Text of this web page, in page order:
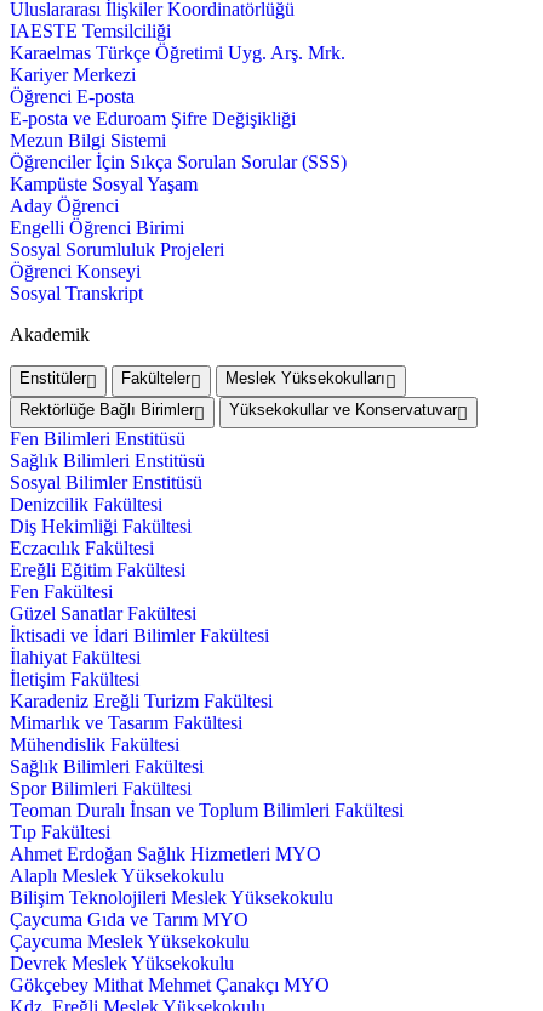
Uluslararası İlişkiler Koordinatörlüğü
IAESTE Temsilciliği
Karaelmas Türkçe Öğretimi Uyg. Arş. Mrk.
Kariyer Merkezi
Öğrenci E-posta
E-posta ve Eduroam Şifre Değişikliği
Mezun Bilgi Sistemi
Öğrenciler İçin Sıkça Sorulan Sorular (SSS)
Kampüste Sosyal Yaşam
Aday Öğrenci
Engelli Öğrenci Birimi
Sosyal Sorumluluk Projeleri
Öğrenci Konseyi
Sosyal Transkript
Akademik
Enstitüler Fakülteler
Meslek Yüksekokulları
Rektörlüğe Bağlı Birimler
Yüksekokullar ve Konservatuvar
Fen Bilimleri Enstitüsü
Sağlık Bilimleri Enstitüsü
Sosyal Bilimler Enstitüsü
Denizcilik Fakültesi
Diş Hekimliği Fakültesi
Eczacılık Fakültesi
Ereğli Eğitim Fakültesi
Fen Fakültesi
Güzel Sanatlar Fakültesi
İktisadi ve İdari Bilimler Fakültesi
İlahiyat Fakültesi
İletişim Fakültesi
Karadeniz Ereğli Turizm Fakültesi
Mimarlık ve Tasarım Fakültesi
Mühendislik Fakültesi
Sağlık Bilimleri Fakültesi
Spor Bilimleri Fakültesi
Teoman Duralı İnsan ve Toplum Bilimleri Fakültesi
Tıp Fakültesi
Ahmet Erdoğan Sağlık Hizmetleri MYO
Alaplı Meslek Yüksekokulu
Bilişim Teknolojileri Meslek Yüksekokulu
Çaycuma Gıda ve Tarım MYO
Çaycuma Meslek Yüksekokulu
Devrek Meslek Yüksekokulu
Gökçebey Mithat Mehmet Çanakçı MYO